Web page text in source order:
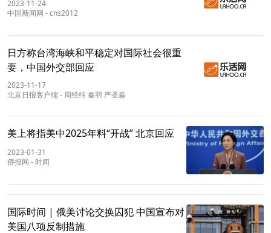
2023-11-24
中国新闻网 -cns2012
日方称台湾海峡和平稳定对国际社会很重
要，中国外交部回应
2023-11-17
北京日报客户端- 周经纬 秦羽 严圣淼
美上将指美中2025年料“开战” 北京回应
2023-01-31
侨报网 -时间
国际时间 | 俄美讨论交换囚犯 中国宣布对
美国八项反制措施